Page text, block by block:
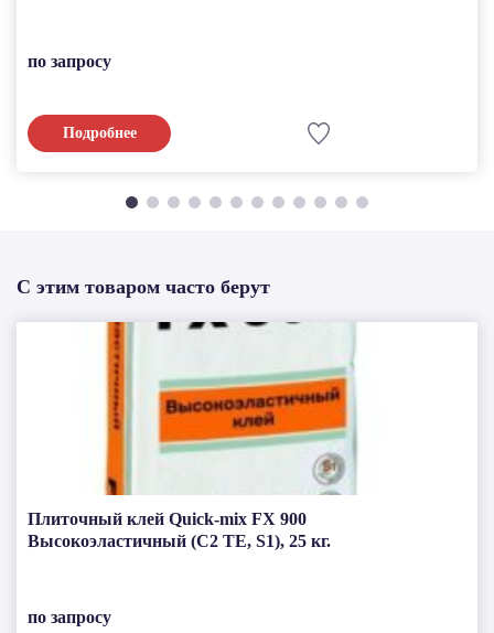
по запросу
Подробнее
С этим товаром часто берут
Плиточный клей Quick-mix FX 900
Высокоэластичный (С2 ТЕ, S1), 25 кг.
по запросу